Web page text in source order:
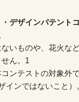
デザインパテント
いものや、花火な
ん。1
ンテストの対象外で
ンではないこと）